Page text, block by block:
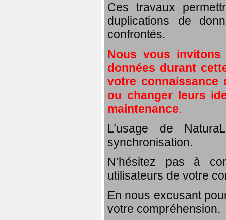
Ces travaux
duplications de
confrontés.
Nous vous
données durant
votre connaissance
ou changer leurs
maintenance.
L’usage de
synchronisation.
N’hésitez pas à
utilisateurs de votre
En nous excusant
votre compréhension.